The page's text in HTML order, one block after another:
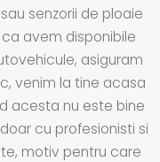
senzorii de ploaie
avem disponibile
asiguram
venim la tine acasa
acesta nu este bine
cu profesionisti si
motiv pentru care